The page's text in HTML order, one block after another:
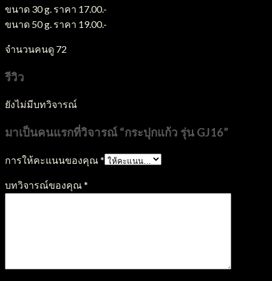
ขนาด 30 g. ราคา 17.00.-
ขนาด 50 g. ราคา 19.00.-
จำนวนคนดู 72
รีวิว
ยังไม่มีบทวิจารณ์
มาเป็นคนแรกที่วิจารณ์ “กระปุกแก้ว รุ่น GJ16”
การให้คะแนนของคุณ*
บทวิจารณ์ของคุณ*